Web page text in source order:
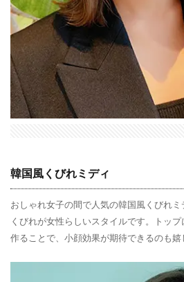
韓国風くびれミディ
おしゃれ女子の間で人気の韓国風くびれ
くびれが女性らしいスタイルです。トッ
作ることで、小顔効果が期待できるのも嬉